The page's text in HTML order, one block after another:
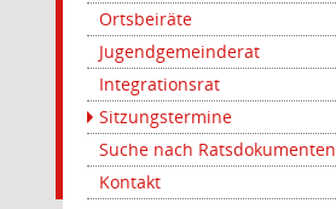
Ortsbeiräte
Jugendgemeinderat
Integrationsrat
Sitzungstermine
Suche nach Ratsdokumenten
Kontakt